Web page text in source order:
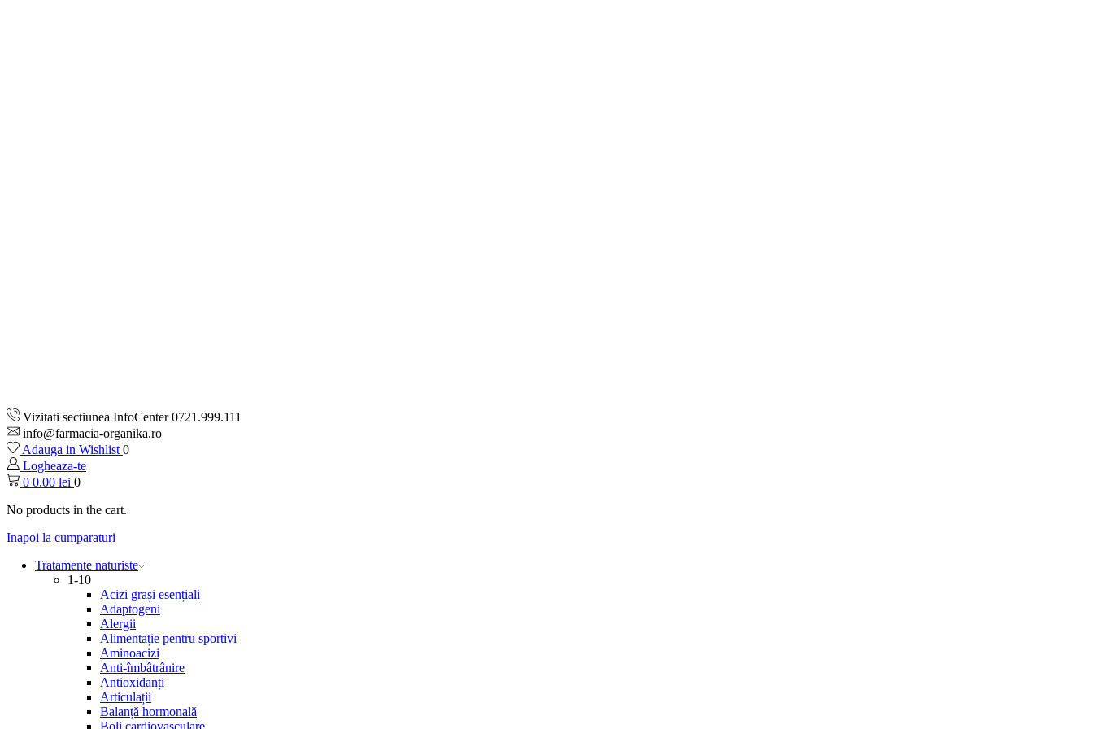
Vizitati sectiunea InfoCenter 0721.999.111
info@farmacia-organika.ro
Adauga in Wishlist 0
Logheaza-te
0 0.00 lei 0
No products in the cart.
Inapoi la cumparaturi
Tratamente naturiste
1-10
Acizi grași esențiali
Adaptogeni
Alergii
Alimentație pentru sportivi
Aminoacizi
Anti-îmbâtrânire
Antioxidanți
Articulații
Balanță hormonală
Boli cardiovasculare